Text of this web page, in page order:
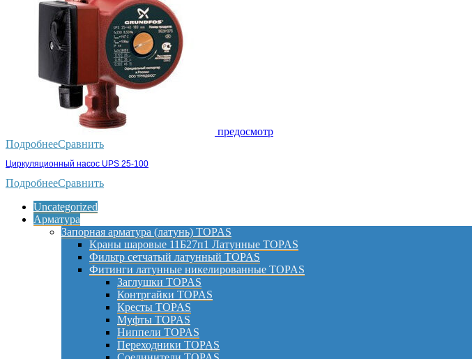
предосмотр
ПодробнееСравнить
Циркуляционный насос UPS 25-100
ПодробнееСравнить
Uncategorized
Арматура
Запорная арматура (латунь) TOPAS
Краны шаровые 11Б27п1 Латунные TOPAS
Фильтр сетчатый латунный TOPAS
Фитинги латунные никелированные TOPAS
Заглушки TOPAS
Контргайки TOPAS
Кресты TOPAS
Муфты TOPAS
Ниппели TOPAS
Переходники TOPAS